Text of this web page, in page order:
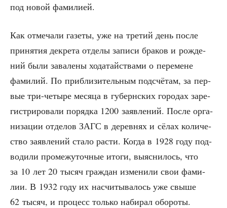
под новой фамилией.
Как отме­ча­ли газе­ты, уже на тре­тий день после
при­ня­тия декре­та отде­лы запи­си бра­ков и рож­де­
ний были зава­ле­ны хода­тай­ства­ми о пере­мене
фами­лий. По при­бли­зи­тель­ным под­счё­там, за пер­
вые три-четы­ре меся­ца в губерн­ских горо­дах заре­
ги­стри­ро­ва­ли поряд­ка 1200 заяв­ле­ний. После орга­
ни­за­ции отде­лов ЗАГС в дерев­нях и сёлах коли­че­
ство заяв­ле­ний ста­ло рас­ти. Когда в 1928 году под­
во­ди­ли про­ме­жу­точ­ные ито­ги, выяс­ни­лось, что
за 10 лет 20 тысяч граж­дан изме­ни­ли свои фами­
лии. В 1932 году их насчи­ты­ва­лось уже свы­ше
62 тысяч, и про­цесс толь­ко наби­рал обороты.